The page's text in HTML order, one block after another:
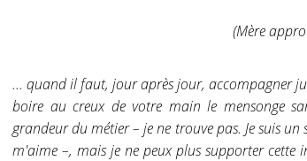
(Mère
... quand il faut, jour après jour, accompagner
boire au creux de votre main le mensonge
grandeur du métier – je ne trouve pas. Je suis
m'aime –, mais je ne peux plus supporter